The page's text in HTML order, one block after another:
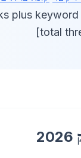
plus
total